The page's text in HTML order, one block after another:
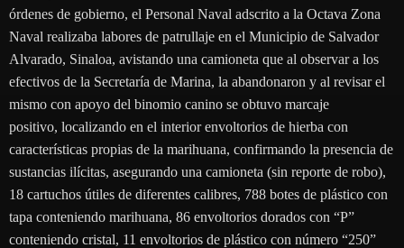
órdenes de gobierno, el Personal Naval adscrito a la Octava Zona
Naval realizaba labores de patrullaje en el Municipio de Salvador
Alvarado, Sinaloa, avistando una camioneta que al observar a los
efectivos de la Secretaría de Marina, la abandonaron y al revisar el
mismo con apoyo del binomio canino se obtuvo marcaje
positivo, localizando en el interior envoltorios de hierba con
características propias de la marihuana, confirmando la presencia de
sustancias ilícitas, asegurando una camioneta (sin reporte de robo),
18 cartuchos útiles de diferentes calibres, 788 botes de plástico con
tapa conteniendo marihuana, 86 envoltorios dorados con “P”
conteniendo cristal, 11 envoltorios de plástico con número “250”